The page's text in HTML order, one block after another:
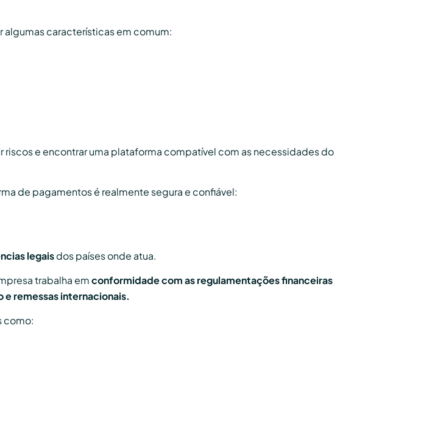
algumas características em comum:
riscos e encontrar uma plataforma compatível com as necessidades do
de pagamentos é realmente segura e confiável:
legaisdos países onde atua.
trabalha emconformidade com as regulamentações financeiras
remessas internacionais.
como: